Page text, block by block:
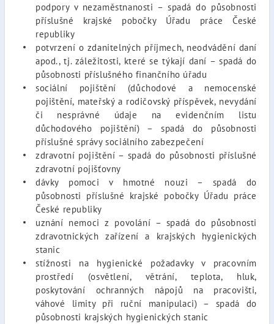
podpory v nezaměstnanosti – spadá do působnosti
příslušné krajské pobočky Úřadu práce České
republiky
potvrzení o zdanitelných příjmech, neodvádění daní
apod., tj. záležitosti, které se týkají daní – spadá do
působnosti příslušného finančního úřadu
sociální pojištění (důchodové a nemocenské
pojištění, mateřský a rodičovský příspěvek, nevydání
či nesprávné údaje na evidenčním listu
důchodového pojištění) – spadá do působnosti
příslušné správy sociálního zabezpečení
zdravotní pojištění – spadá do působnosti příslušné
zdravotní pojišťovny
dávky pomoci v hmotné nouzi – spadá do
působnosti příslušné krajské pobočky Úřadu práce
České republiky
uznání nemoci z povolání – spadá do působnosti
zdravotnických zařízení a krajských hygienických
stanic
stížnosti na hygienické požadavky v pracovním
prostředí (osvětlení, větrání, teplota, hluk,
poskytování ochranných nápojů na pracovišti,
váhové limity při ruční manipulaci) – spadá do
působnosti krajských hygienických stanic